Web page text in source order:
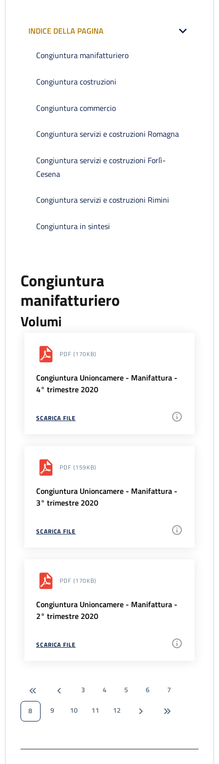
INDICE DELLA PAGINA
Congiuntura manifatturiero
Congiuntura costruzioni
Congiuntura commercio
Congiuntura servizi e costruzioni Romagna
Congiuntura servizi e costruzioni Forlì-
Cesena
Congiuntura servizi e costruzioni Rimini
Congiuntura in sintesi
Congiuntura
manifatturiero
Volumi
PDF (170KB)
Congiuntura Unioncamere - Manifattura -
4° trimestre 2020
SCARICA FILE
PDF (159KB)
Congiuntura Unioncamere - Manifattura -
3° trimestre 2020
SCARICA FILE
PDF (170KB)
Congiuntura Unioncamere - Manifattura -
2° trimestre 2020
SCARICA FILE
3 4 5 6
7
8
9 10 11 12